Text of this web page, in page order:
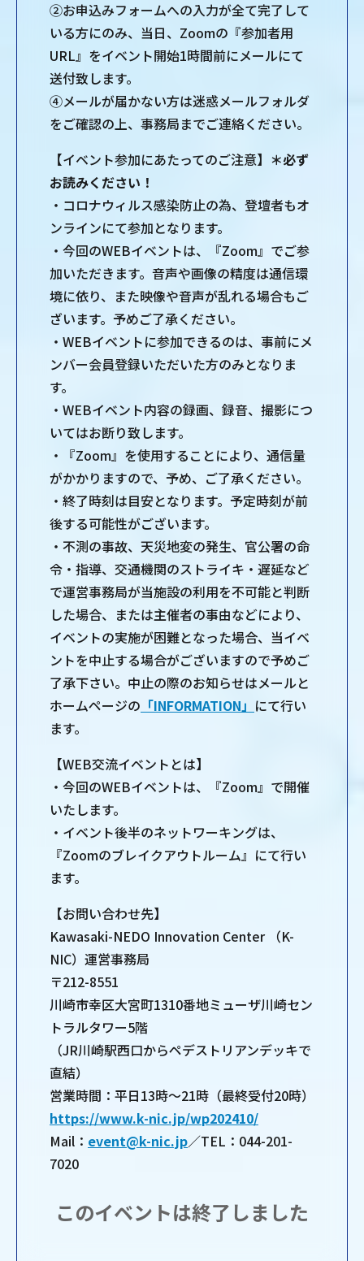
②お申込みフォームへの入力が全て完了して
いる方にのみ、当日、Zoomの『参加者用
URL』をイベント開始1時間前にメールにて
送付致します。
④メールが届かない方は迷惑メールフォルダ
をご確認の上、事務局までご連絡ください。
【イベント参加にあたってのご注意】 ＊必ず
お読みください！
・コロナウィルス感染防止の為、登壇者もオ
ンラインにて参加となります。
・今回のWEBイベントは、『Zoom』でご参
加いただきます。音声や画像の精度は通信環
境に依り、また映像や音声が乱れる場合もご
ざいます。予めご了承ください。
・WEBイベントに参加できるのは、事前にメ
ンバー会員登録いただいた方のみとなりま
す。
・WEBイベント内容の録画、録音、撮影につ
いてはお断り致します。
・『Zoom』を使用することにより、通信量
がかかりますので、予め、ご了承ください。
・終了時刻は目安となります。予定時刻が前
後する可能性がございます。
・不測の事故、天災地変の発生、官公署の命
令・指導、交通機関のストライキ・遅延など
で運営事務局が当施設の利用を不可能と判断
した場合、または主催者の事由などにより、
イベントの実施が困難となった場合、当イベ
ントを中止する場合がございますので予めご
了承下さい。中止の際のお知らせはメールと
ホームページの 「INFORMATION」 にて行い
ます。
【WEB交流イベントとは】
・今回のWEBイベントは、『Zoom』で開催
いたします。
・イベント後半のネットワーキングは、
『Zoomのブレイクアウトルーム』にて行い
ます。
【お問い合わせ先】
Kawasaki-NEDO Innovation Center （K-
NIC）運営事務局
〒212-8551
川崎市幸区大宮町1310番地ミューザ川崎セン
トラルタワー5階
（JR川崎駅西口からペデストリアンデッキで
直結）
営業時間：平日13時～21時（最終受付20時）
https://www.k-nic.jp/wp202410/
Mail： event@k-nic.jp／TEL：044-201-
7020
このイベントは終了しました